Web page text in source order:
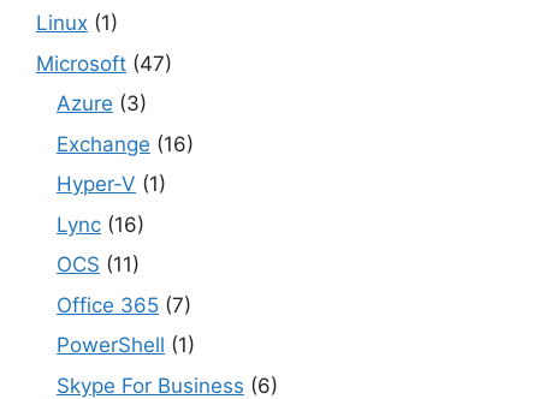
Linux (1)
Microsoft (47)
Azure (3)
Exchange (16)
Hyper-V (1)
Lync (16)
OCS (11)
Office 365 (7)
PowerShell (1)
Skype For Business (6)